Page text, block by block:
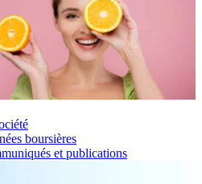
boursières
et publications